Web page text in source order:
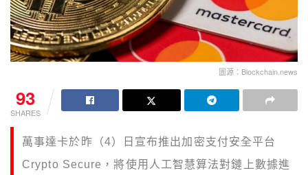
圖源：Blockchain.news
93
SHARES
萬事達卡於昨（4）日宣布推出加密支付安全平台
Crypto Secure，將使用人工智慧算法對鏈上數據進